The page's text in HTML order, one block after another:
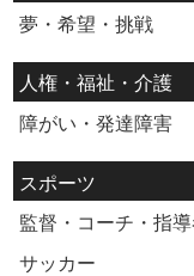
夢・希望・挑戦
人権・福祉・介護
障がい・発達障害
スポーツ
監督・コーチ・指
サッカー